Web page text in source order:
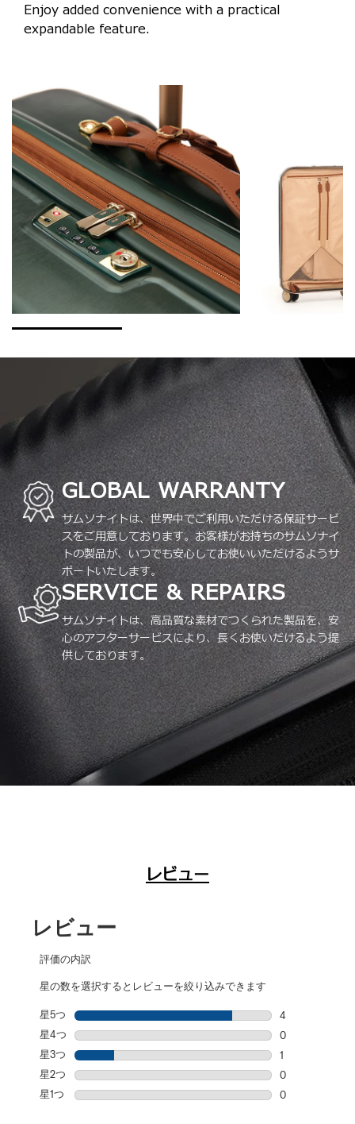
Enjoy added convenience with a practical
expandable feature.
GLOBAL WARRANTY
サムソナイトは、世界中でご利用いただける保証サービ
スをご用意しております。お客様がお持ちのサムソナイ
トの製品が、いつでも安心してお使いいただけるようサ
ポートいたします。
SERVICE & REPAIRS
サムソナイトは、高品質な素材でつくられた製品を、安
心のアフターサービスにより、長くお使いだけるよう提
供しております。
レビュー
レビュー
評価の内訳
星の数を選択するとレビューを絞り込みできます
星5つ 星
4
星5個の4件の
星4つ 星
0
星4個の0件の
星3つ 星
1
星3個の1件の
星2つ 星
0
星2個の0件の
星1つ
0